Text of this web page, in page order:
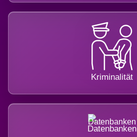
Kriminalität
Datenbanken